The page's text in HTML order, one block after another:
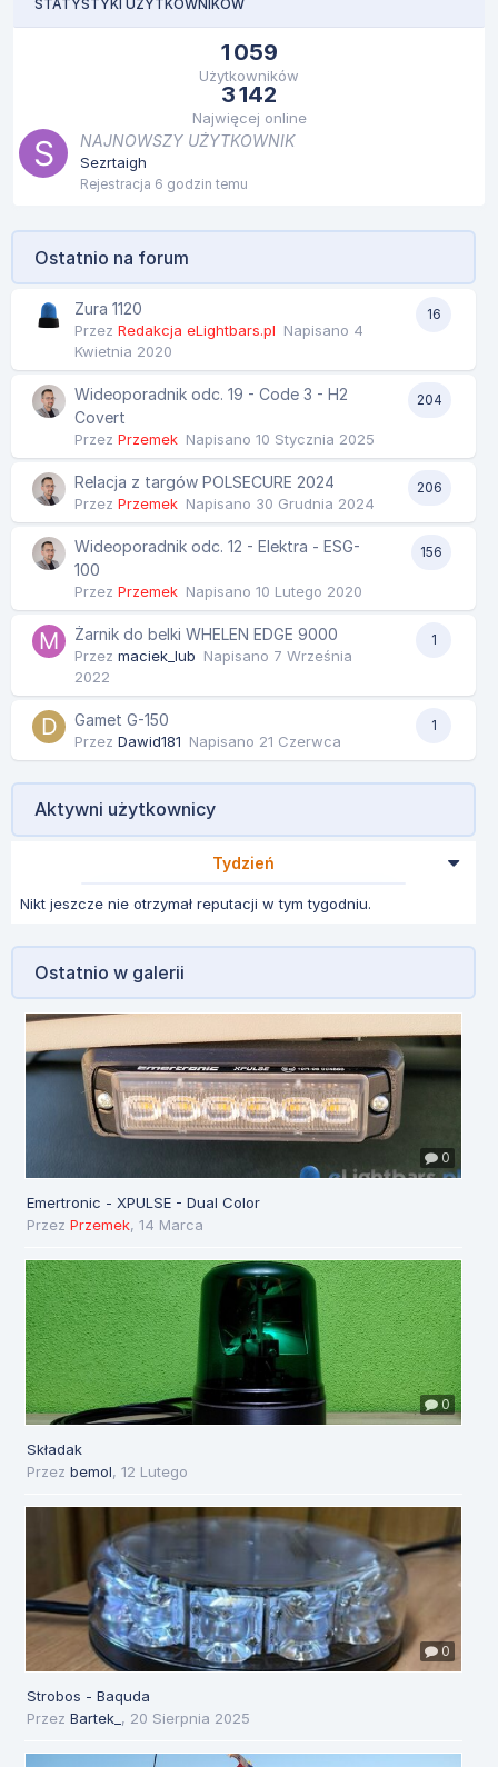
STATYSTYKI UŻYTKOWNIKÓW
1 059
Użytkowników
3 142
Najwięcej online
NAJNOWSZY UŻYTKOWNIK
Sezrtaigh
Rejestracja 6 godzin temu
Ostatnio na forum
16
Zura 1120
Przez Redakcja eLightbars.pl Napisano 4
Kwietnia 2020
204
Wideoporadnik odc. 19 - Code 3 - H2
Covert
Przez Przemek Napisano 10 Stycznia 2025
206
Relacja z targów POLSECURE 2024
Przez Przemek Napisano 30 Grudnia 2024
156
Wideoporadnik odc. 12 - Elektra - ESG-
100
Przez Przemek Napisano 10 Lutego 2020
1
Żarnik do belki WHELEN EDGE 9000
Przez maciek_lub Napisano 7 Września
2022
1
Gamet G-150
Przez Dawid181 Napisano 21 Czerwca
Aktywni użytkownicy
Tydzień
Nikt jeszcze nie otrzymał reputacji w tym tygodniu.
Ostatnio w galerii
0
Emertronic - XPULSE - Dual Color
Przez Przemek, 14 Marca
0
Składak
Przez bemol, 12 Lutego
0
Strobos - Baquda
Przez Bartek_ , 20 Sierpnia 2025